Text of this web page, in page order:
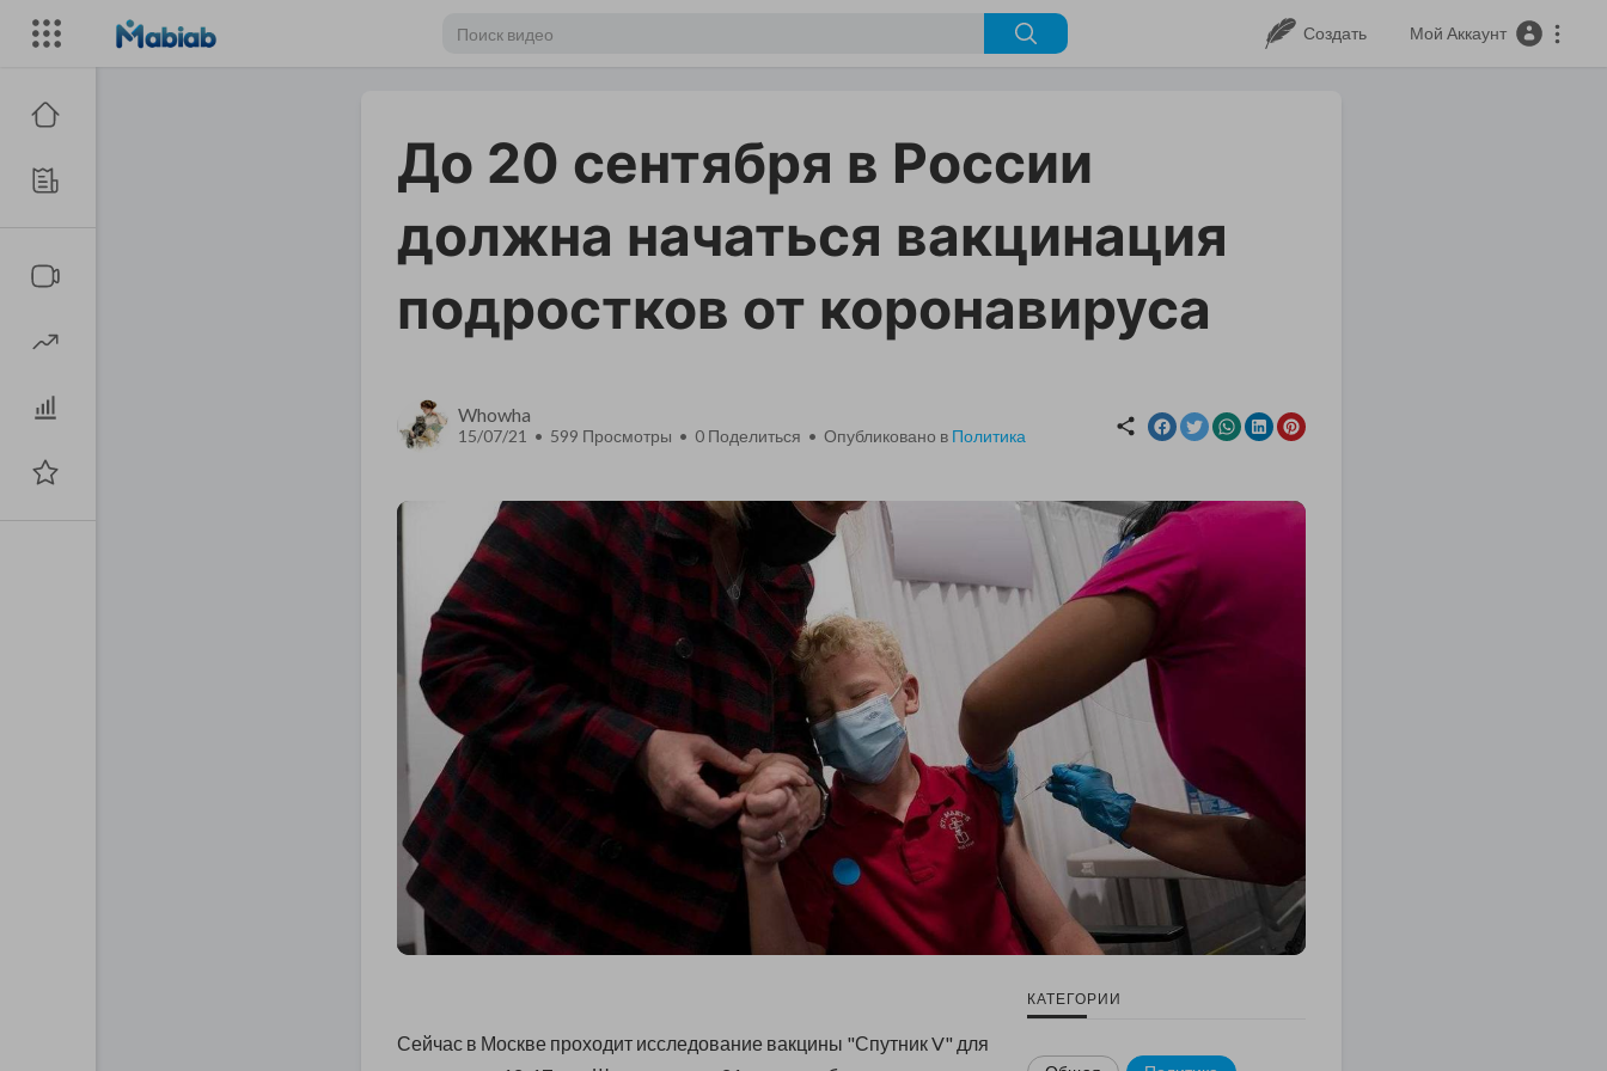
Создать Мой Аккаунт
До 20 сентября в России
должна начаться вакцинация
подростков от коронавируса
Whowha
15/07/21 • 599 Просмотры • 0 Поделиться • Опубликовано в Политика
Сейчас в Москве проходит исследование вакцины "Спутник V" для
КАТЕГОРИИ